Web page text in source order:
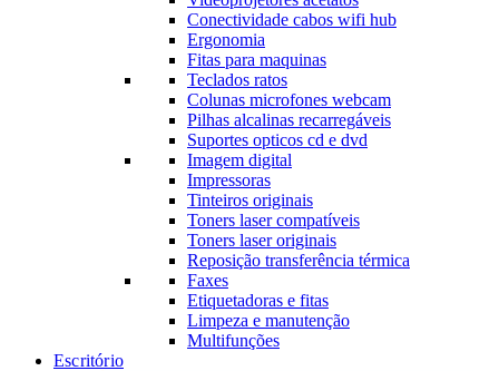
Conectividade cabos wifi hub
Ergonomia
Fitas para maquinas
Teclados ratos
Colunas microfones webcam
Pilhas alcalinas recarregáveis
Suportes opticos cd e dvd
Imagem digital
Impressoras
Tinteiros originais
Toners laser compatíveis
Toners laser originais
Reposição transferência térmica
Faxes
Etiquetadoras e fitas
Limpeza e manutenção
Multifunções
Escritório